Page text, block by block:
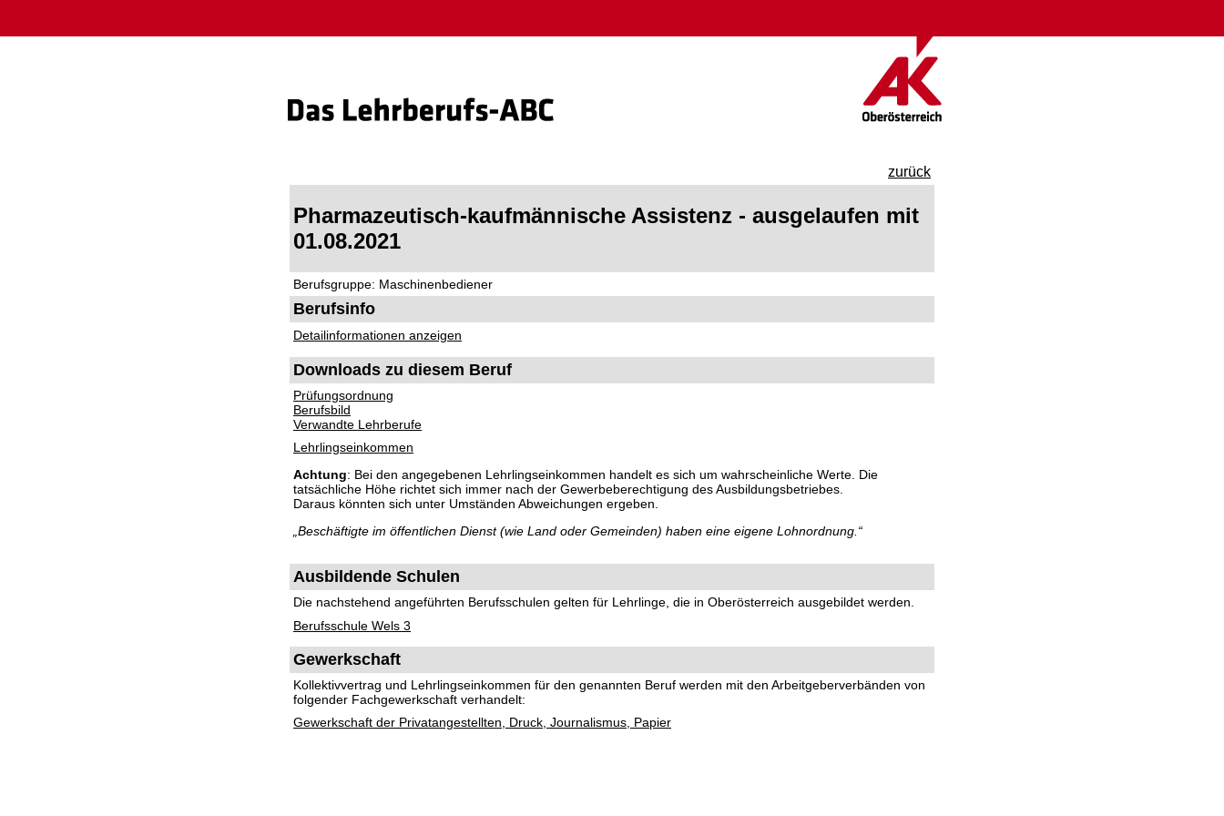
zurück
Pharmazeutisch-kaufmännische Assistenz - ausgelaufen mit
01.08.2021
Berufsgruppe: Maschinenbediener
Berufsinfo
Detailinformationen anzeigen
Downloads zu diesem Beruf
Prüfungsordnung
Berufsbild
Verwandte Lehrberufe
Lehrlingseinkommen
Achtung: Bei den angegebenen Lehrlingseinkommen handelt es sich um wahrscheinliche Werte. Die
tatsächliche Höhe richtet sich immer nach der Gewerbeberechtigung des Ausbildungsbetriebes.
Daraus könnten sich unter Umständen Abweichungen ergeben.
„Beschäftigte im öffentlichen Dienst (wie Land oder Gemeinden) haben eine eigene Lohnordnung.“
Ausbildende Schulen
Die nachstehend angeführten Berufsschulen gelten für Lehrlinge, die in Oberösterreich ausgebildet werden.
Berufsschule Wels 3
Gewerkschaft
Kollektivvertrag und Lehrlingseinkommen für den genannten Beruf werden mit den Arbeitgeberverbänden von
folgender Fachgewerkschaft verhandelt:
Gewerkschaft der Privatangestellten, Druck, Journalismus, Papier